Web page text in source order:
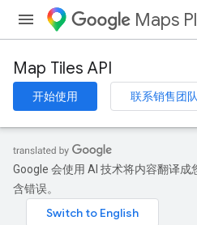
Maps
Map Tiles API
开始使用 联系销售团队
Google 会使用 AI 技术将内容翻译
含错误。